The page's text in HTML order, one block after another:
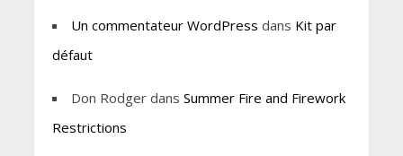
Un commentateur WordPress dans Kit par
défaut
Don Rodgerdans Summer Fire and Firework
Restrictions